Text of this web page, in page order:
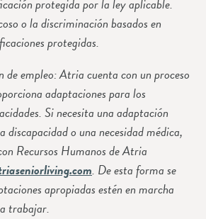
protegida por la ley aplicable.
o la discriminación basados en
protegidas.
de empleo: Atria cuenta con un proceso
adaptaciones para los
Si necesita una adaptación
discapacidad o una necesidad médica,
Recursos Humanos de Atria
. De esta forma se
apropiadas estén en marcha
trabajar.